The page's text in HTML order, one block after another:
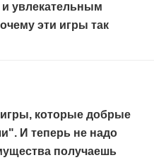
увлекательным
эти игры так
которые добрые
И теперь не надо
получаешь